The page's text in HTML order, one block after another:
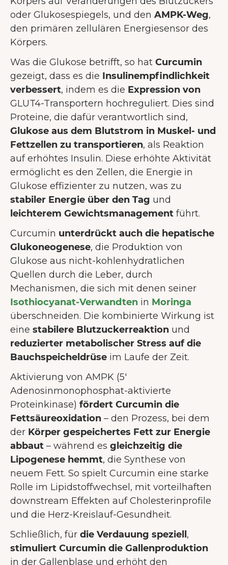
oder Glukosespiegels, und den AMPK-Weg,
den primären zellulären Energiesensor des
Körpers.
Was die Glukose betrifft, so hat Curcumin
gezeigt, dass es die Insulinempfindlichkeit
verbessert, indem es die Expression von
GLUT4-Transportern hochreguliert. Dies sind
Proteine, die dafür verantwortlich sind,
Glukose aus dem Blutstrom in Muskel- und
Fettzellen zu transportieren, als Reaktion
auf erhöhtes Insulin. Diese erhöhte Aktivität
ermöglicht es den Zellen, die Energie in
Glukose effizienter zu nutzen, was zu
stabiler Energie über den Tag und
leichterem Gewichtsmanagement führt.
Curcumin unterdrückt auch die hepatische
Glukoneogenese, die Produktion von
Glukose aus nicht-kohlenhydratlichen
Quellen durch die Leber, durch
Mechanismen, die sich mit denen seiner
Isothiocyanat-Verwandten in Moringa
überschneiden. Die kombinierte Wirkung ist
eine stabilere Blutzuckerreaktion und
reduzierter metabolischer Stress auf die
Bauchspeicheldrüse im Laufe der Zeit.
Aktivierung von AMPK (5'
Adenosinmonophosphat-aktivierte
Proteinkinase) fördert Curcumin die
Fettsäureoxidation – den Prozess, bei dem
der Körper gespeichertes Fett zur Energie
abbaut – während es gleichzeitig die
Lipogenese hemmt, die Synthese von
neuem Fett. So spielt Curcumin eine starke
Rolle im Lipidstoffwechsel, mit vorteilhaften
downstream Effekten auf Cholesterinprofile
und die Herz-Kreislauf-Gesundheit.
Schließlich, für die Verdauung speziell,
stimuliert Curcumin die Gallenproduktion
in der Gallenblase und erhöht den